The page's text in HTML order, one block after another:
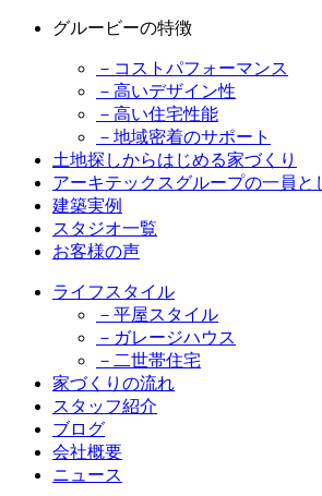
グルービーの特徴
－コストパフォーマンス
－高いデザイン性
－高い住宅性能
－地域密着のサポート
土地探しからはじめる家づくり
アーキテックスグループの一員と
建築実例
スタジオ一覧
お客様の声
ライフスタイル
－平屋スタイル
－ガレージハウス
－二世帯住宅
家づくりの流れ
スタッフ紹介
ブログ
会社概要
ニュース